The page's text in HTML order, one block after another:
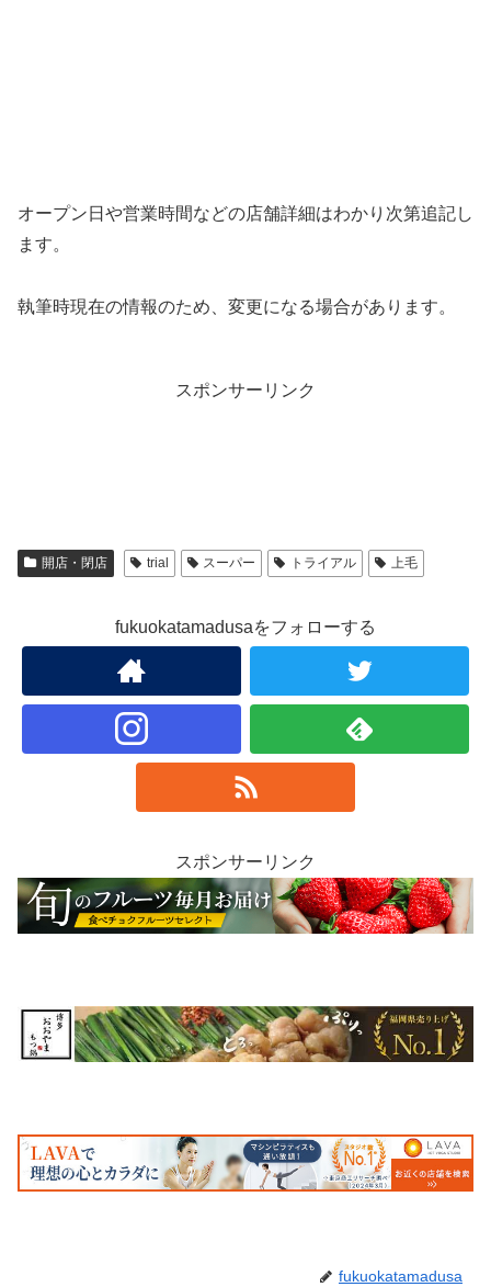
オープン日や営業時間などの店舗詳細はわかり次第追記し
ます。
執筆時現在の情報のため、変更になる場合があります。
スポンサーリンク
開店・閉店 trial スーパー トライアル 上毛
fukuokatamadusaをフォローする
スポンサーリンク
fukuokatamadusa